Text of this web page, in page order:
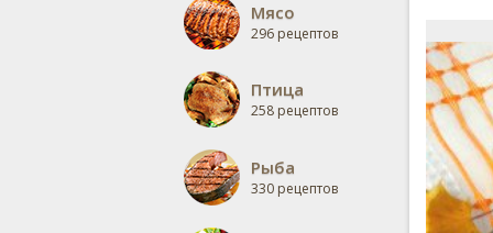
Мясо
296 рецептов
Птица
258 рецептов
Рыба
330 рецептов